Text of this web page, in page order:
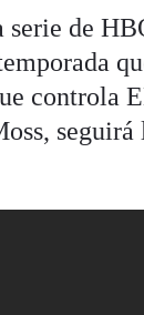
serie de
controla